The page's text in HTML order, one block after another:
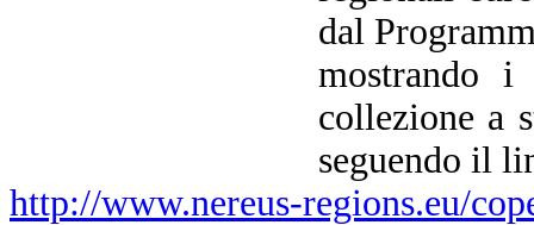
dal
mostrando
collezione a
seguendo il
http://www.nereus-regions.eu/